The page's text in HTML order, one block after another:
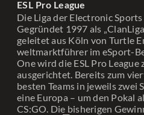
ESL Pro League
Die Liga der Electronic Sports
Gegründet 1997 als
geleitet aus Köln von Turtle
weltmarktführer im eSport-
One wird die ESL Pro League
ausgerichtet. Bereits zum
besten Teams in jeweils zwei
eine Europa – um den Pokal
CS:GO. Die bisherigen